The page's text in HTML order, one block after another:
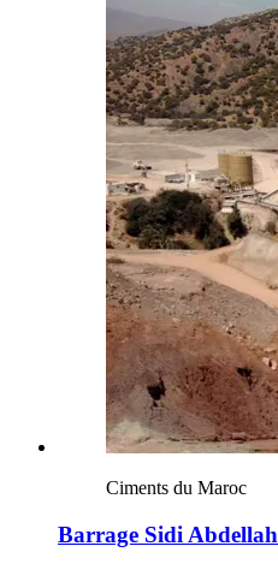
Ciments du Maroc
Barrage Sidi Abdellah